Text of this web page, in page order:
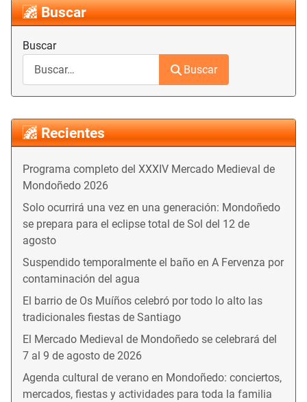
Buscar
Buscar
Buscar
Recientes
Programa completo del XXXIV Mercado Medieval de
Mondoñedo 2026
Solo ocurrirá una vez en una generación: Mondoñedo
se prepara para el eclipse total de Sol del 12 de
agosto
Suspendido temporalmente el baño en A Fervenza por
contaminación del agua
El barrio de Os Muíños celebró por todo lo alto las
tradicionales fiestas de Santiago
El Mercado Medieval de Mondoñedo se celebrará del
7 al 9 de agosto de 2026
Agenda cultural de verano en Mondoñedo: conciertos,
mercados, fiestas y actividades para toda la familia